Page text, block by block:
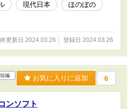
現代日本
ほのぼの
更新日 2024.03.26 登録日 2024.03.26
短編 お気に入りに追加 6
ンソフト